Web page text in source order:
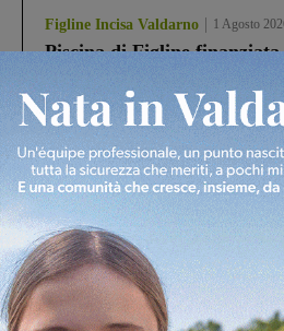
Figline Incisa Valdarno 1 Agosto
Piscina di Figline finanziata
ringraziamento al Governo”
Cronaca 4 Agosto 2026
Un anno fa la strage in A1
Gianni, Giulia e Franco. Lo
processo, lo stop ai
Cronaca 3 Agosto 2026
Scomparso da una
Fiorentino l’uomo che
Levane nel 2020